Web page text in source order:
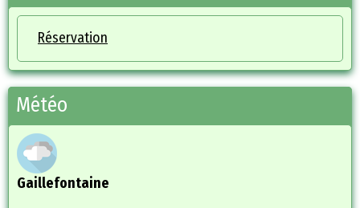
Réservation
Météo
Gaillefontaine